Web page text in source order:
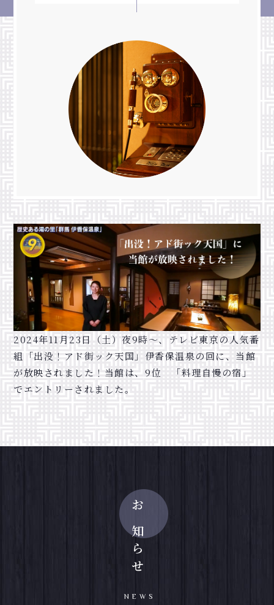
2024年11月23日（土）夜9時～、テレビ東京の人気番
組「出没！アド街ック天国」伊香保温泉の回に、当館
が放映されました！当館は、9位 「料理自慢の宿」
でエントリーされました。
お知らせ
NEWS